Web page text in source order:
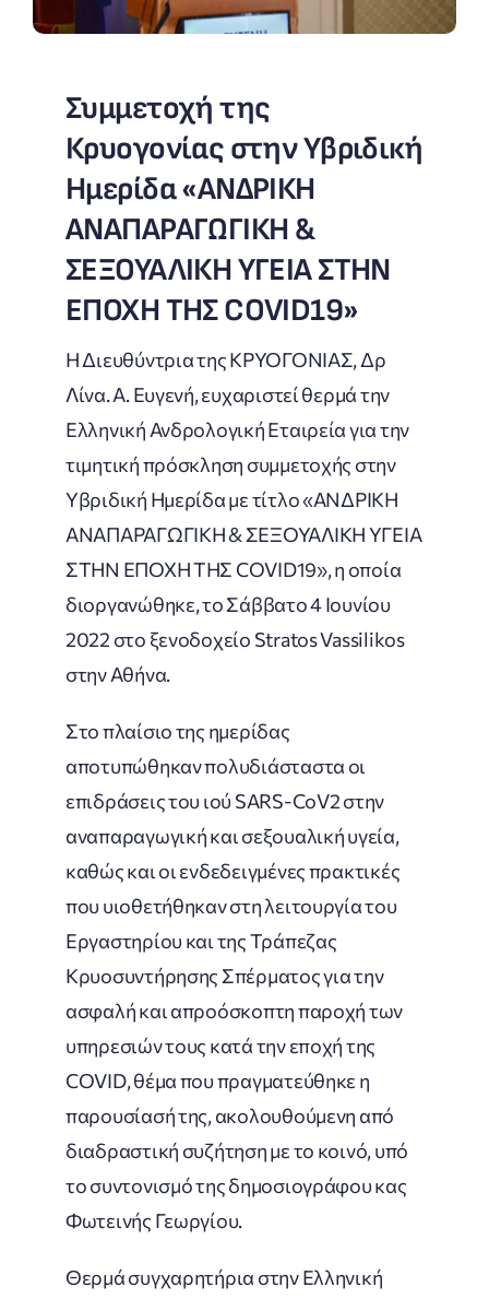
Συμμετοχή της
Κρυογονίας στην Υβριδική
Ημερίδα «ΑΝΔΡΙΚΗ
ΑΝΑΠΑΡΑΓΩΓΙΚΗ &
ΣΕΞΟΥΑΛΙΚΗ ΥΓΕΙΑ ΣΤΗΝ
ΕΠΟΧΗ ΤΗΣ COVID19»
Η Διευθύντρια της ΚΡΥΟΓΟΝΙΑΣ, Δρ
Λίνα. Α. Ευγενή, ευχαριστεί θερμά την
Ελληνική Ανδρολογική Εταιρεία για την
τιμητική πρόσκληση συμμετοχής στην
Υβριδική Ημερίδα με τίτλο «ΑΝΔΡΙΚΗ
ΑΝΑΠΑΡΑΓΩΓΙΚΗ & ΣΕΞΟΥΑΛΙΚΗ ΥΓΕΙΑ
ΣΤΗΝ ΕΠΟΧΗ ΤΗΣ COVID19», η οποία
διοργανώθηκε, το Σάββατο 4 Ιουνίου
2022 στο ξενοδοχείο Stratos Vassilikos
στην Αθήνα.
Στο πλαίσιο της ημερίδας
αποτυπώθηκαν πολυδιάσταστα οι
επιδράσεις του ιού SARS-CoV2 στην
αναπαραγωγική και σεξουαλική υγεία,
καθώς και οι ενδεδειγμένες πρακτικές
που υιοθετήθηκαν στη λειτουργία του
Εργαστηρίου και της Τράπεζας
Κρυοσυντήρησης Σπέρματος για την
ασφαλή και απροόσκοπτη παροχή των
υπηρεσιών τους κατά την εποχή της
COVID, θέμα που πραγματεύθηκε η
παρουσίασή της, ακολουθούμενη από
διαδραστική συζήτηση με το κοινό, υπό
το συντονισμό της δημοσιογράφου κας
Φωτεινής Γεωργίου.
Θερμά συγχαρητήρια στην Ελληνική